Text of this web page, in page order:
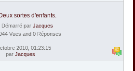
Deux sortes d'enfants.
Démarré par Jacques
Vues and 0 Réponses
2010, 01:23:15
par Jacques